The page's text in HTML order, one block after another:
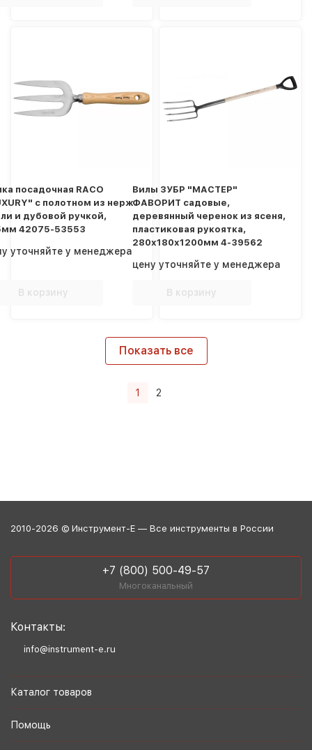
посадочная RACO
с полотном из нерж.
и дубовой ручкой,
42075-53553
уточняйте у менеджера
В корзину
Вилы ЗУБР "МАСТЕР"
ФАВОРИТ садовые,
деревянный черенок из ясеня,
пластиковая рукоятка,
280x180x1200мм 4-39562
цену уточняйте у менеджера
В корзину
Показать все
1 2
2010-2026 © Инструмент-Е — Все инструменты в России
+7 (800) 500-49-57
Многоканальный
Контакты:
info@instrument-e.ru
Каталог товаров
Помощь